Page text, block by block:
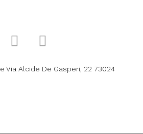
Via Alcide De Gasperi, 22 73024